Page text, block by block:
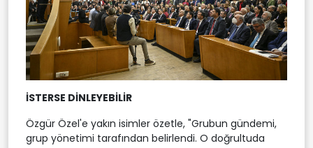
İSTERSE DİNLEYEBİLİR
Özgür Özel'e yakın isimler özetle, "Grubun gündemi,
grup yönetimi tarafından belirlendi. O doğrultuda